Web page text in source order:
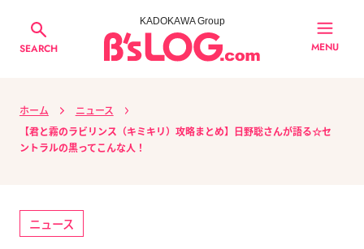
SEARCH
KADOKAWA Group
MENU
ホーム
ニュース
【君と霧のラビリンス（キミキリ）攻略まとめ】日野聡さんが語る☆セ
ントラルの黒ってこんな人！
ニュース